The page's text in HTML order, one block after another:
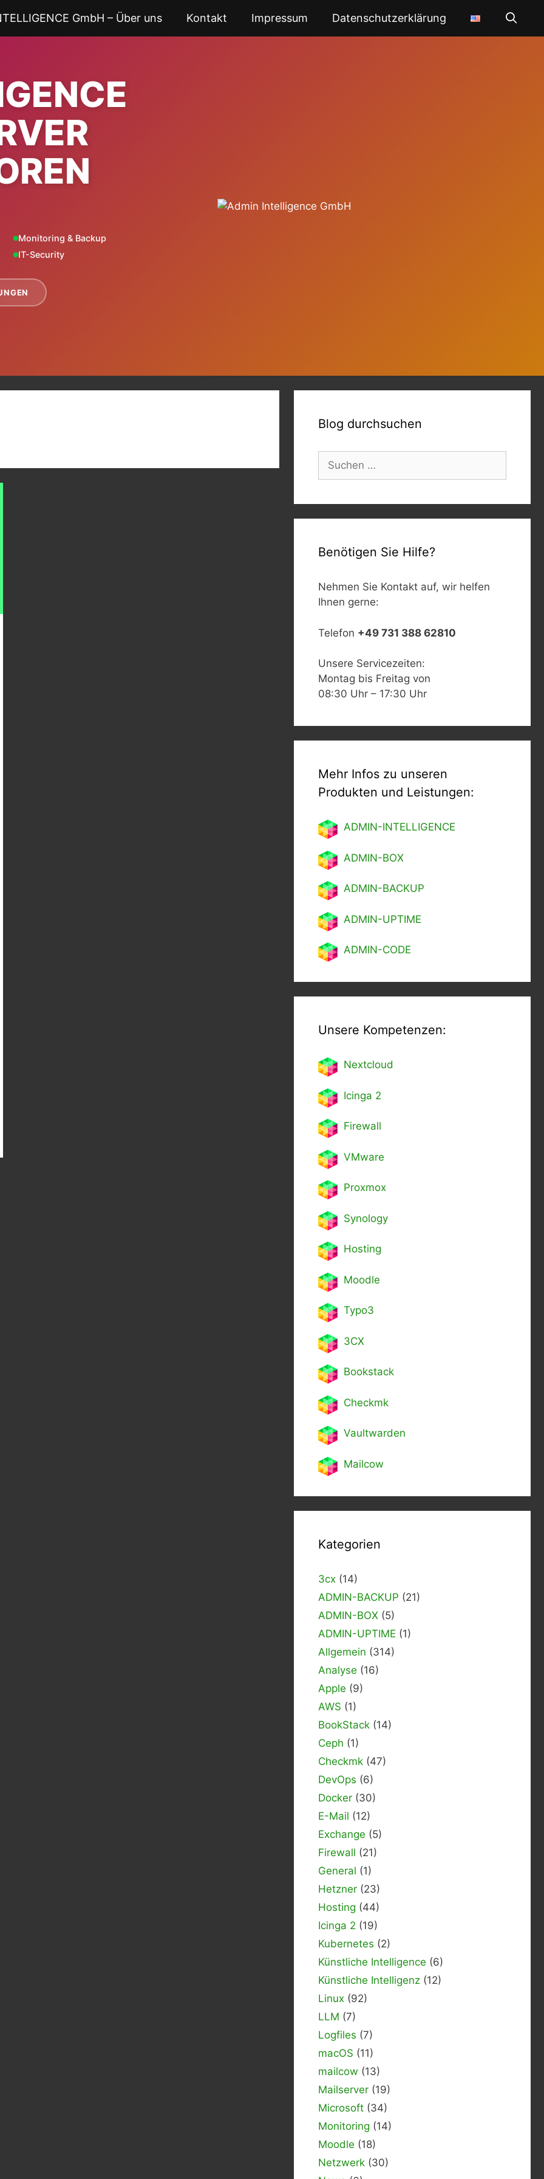
GmbH – Über uns Kontakt Impressum Datenschutzerklärung
Monitoring & Backup
IT-Security
Blog durchsuchen
Suchen
nach:
Benötigen Sie Hilfe?
Nehmen Sie Kontakt auf, wir helfen
Ihnen gerne:
Telefon +49 731 388 62810
Unsere Servicezeiten:
Montag bis Freitag von
08:30 Uhr – 17:30 Uhr
Mehr Infos zu unseren
Produkten und Leistungen:
ADMIN-INTELLIGENCE
ADMIN-BOX
ADMIN-BACKUP
ADMIN-UPTIME
ADMIN-CODE
Unsere Kompetenzen:
Nextcloud
Icinga 2
Firewall
VMware
Proxmox
Synology
Hosting
Moodle
Typo3
3CX
Bookstack
Checkmk
Vaultwarden
Mailcow
Kategorien
3cx (14)
ADMIN-BACKUP (21)
ADMIN-BOX (5)
ADMIN-UPTIME (1)
Allgemein (314)
Analyse (16)
Apple (9)
AWS (1)
BookStack (14)
Ceph (1)
Checkmk (47)
DevOps (6)
Docker (30)
E-Mail (12)
Exchange (5)
Firewall (21)
General (1)
Hetzner (23)
Hosting (44)
Icinga 2 (19)
Kubernetes (2)
Künstliche Intelligence (6)
Künstliche Intelligenz (12)
Linux (92)
LLM (7)
Logfiles (7)
macOS (11)
mailcow (13)
Mailserver (19)
Microsoft (34)
Monitoring (14)
Moodle (18)
Netzwerk (30)